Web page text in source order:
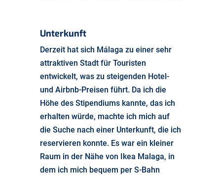
Unterkunft
Derzeit hat sich Málaga zu einer sehr
attraktiven Stadt für Touristen
entwickelt, was zu steigenden Hotel-
und Airbnb-Preisen führt. Da ich die
Höhe des Stipendiums kannte, das ich
erhalten würde, machte ich mich auf
die Suche nach einer Unterkunft, die ich
reservieren konnte. Es war ein kleiner
Raum in der Nähe von Ikea Malaga, in
dem ich mich bequem per S-Bahn